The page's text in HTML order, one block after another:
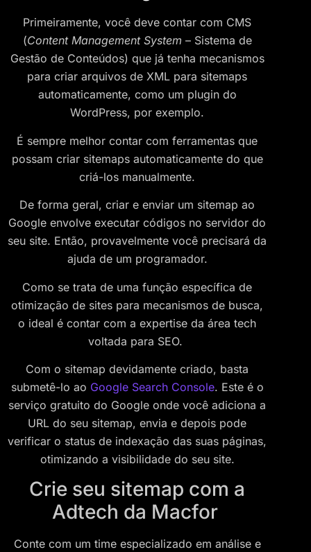
Primeiramente, você deve contar com CMS
(Content Management System – Sistema de
Gestão de Conteúdos) que já tenha mecanismos
para criar arquivos de XML para sitemaps
automaticamente, como um plugin do
WordPress, por exemplo.
É sempre melhor contar com ferramentas que
possam criar sitemaps automaticamente do que
criá-los manualmente.
De forma geral, criar e enviar um sitemap ao
Google envolve executar códigos no servidor do
seu site. Então, provavelmente você precisará da
ajuda de um programador.
Como se trata de uma função específica de
otimização de sites para mecanismos de busca,
o ideal é contar com a expertise da área tech
voltada para SEO.
Com o sitemap devidamente criado, basta
submetê-lo ao Google Search Console. Este é o
serviço gratuito do Google onde você adiciona a
URL do seu sitemap, envia e depois pode
verificar o status de indexação das suas páginas,
otimizando a visibilidade do seu site.
Crie seu sitemap com a
Adtech da Macfor
Conte com um time especializado em análise e